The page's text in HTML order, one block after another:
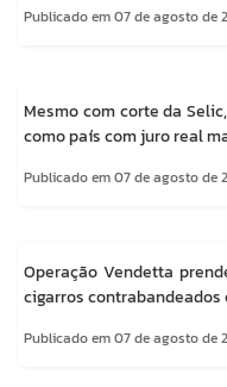
Publicado em 07 de agosto de
Mesmo com corte da
como país com juro real
Publicado em 07 de agosto de
Operação Vendetta
cigarros contrabandeados
Publicado em 07 de agosto de